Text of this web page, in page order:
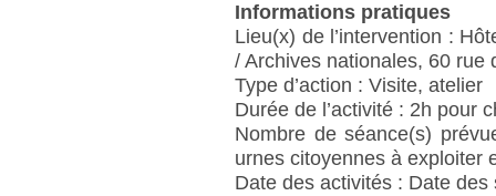
Informations pratiques
Lieu(x) de l’intervention :
/ Archives nationales, 60 rue
Type d’action : Visite, atelier
Durée de l’activité : 2h pour
Nombre de séance(s)
urnes citoyennes à exploiter
Date des activités : Date des